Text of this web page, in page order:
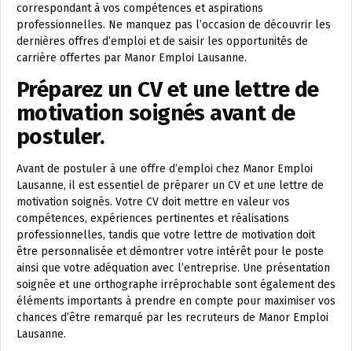
correspondant à vos compétences et aspirations
professionnelles. Ne manquez pas l’occasion de découvrir les
dernières offres d’emploi et de saisir les opportunités de
carrière offertes par Manor Emploi Lausanne.
Préparez un CV et une lettre de
motivation soignés avant de
postuler.
Avant de postuler à une offre d’emploi chez Manor Emploi
Lausanne, il est essentiel de préparer un CV et une lettre de
motivation soignés. Votre CV doit mettre en valeur vos
compétences, expériences pertinentes et réalisations
professionnelles, tandis que votre lettre de motivation doit
être personnalisée et démontrer votre intérêt pour le poste
ainsi que votre adéquation avec l’entreprise. Une présentation
soignée et une orthographe irréprochable sont également des
éléments importants à prendre en compte pour maximiser vos
chances d’être remarqué par les recruteurs de Manor Emploi
Lausanne.